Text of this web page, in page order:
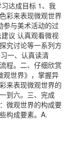
达成目标 1、我
彩来表现微观世界
参与美术活动的过
议 认真观看微视
究讨论等一系列方
一、认真读清
程。二、仔细欣赏
观世界》，掌握异
来表现微观世界的
到六。三、完成
微观世界的构成要
构成要素。A.